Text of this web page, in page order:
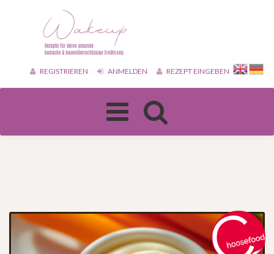
REGISTRIEREN ANMELDEN REZEPT EINGEBEN
Toggle
navigation